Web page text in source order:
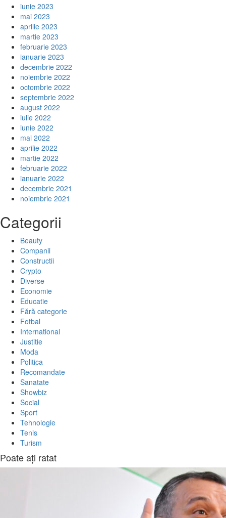
iunie 2023
mai 2023
aprilie 2023
martie 2023
februarie 2023
ianuarie 2023
decembrie 2022
noiembrie 2022
octombrie 2022
septembrie 2022
august 2022
iulie 2022
iunie 2022
mai 2022
aprilie 2022
martie 2022
februarie 2022
ianuarie 2022
decembrie 2021
noiembrie 2021
Categorii
Beauty
Companii
Constructii
Crypto
Diverse
Economie
Educatie
Fără categorie
Fotbal
International
Justitie
Moda
Politica
Recomandate
Sanatate
Showbiz
Social
Sport
Tehnologie
Tenis
Turism
Poate aţi ratat